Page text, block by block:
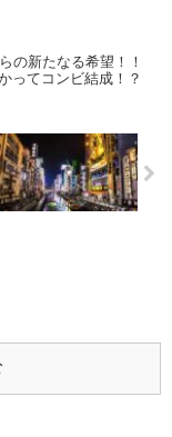
の新たなる希望！！
ってコンビ結成！？